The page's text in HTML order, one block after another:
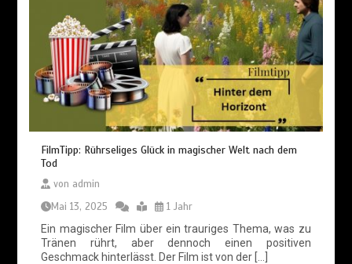
FilmTipp: Rührseliges Glück in magischer Welt nach dem
Tod
von admin
Mai 13, 2025
1 Jahr
Ein magischer Film über ein trauriges Thema, was zu
Tränen rührt, aber dennoch einen positiven
Geschmack hinterlässt. Der Film ist von der […]